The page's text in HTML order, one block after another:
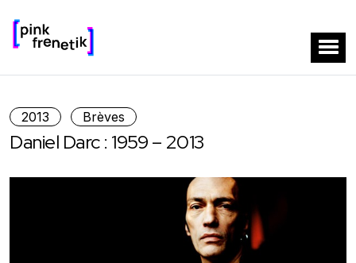
2013 Brèves
Daniel Darc : 1959 – 2013